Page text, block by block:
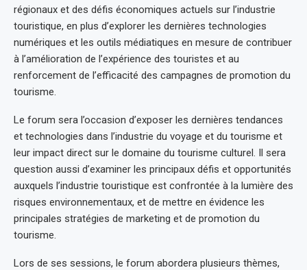
régionaux et des défis économiques actuels sur l’industrie
touristique, en plus d’explorer les dernières technologies
numériques et les outils médiatiques en mesure de contribuer
à l’amélioration de l’expérience des touristes et au
renforcement de l’efficacité des campagnes de promotion du
tourisme.
Le forum sera l’occasion d’exposer les dernières tendances
et technologies dans l’industrie du voyage et du tourisme et
leur impact direct sur le domaine du tourisme culturel. Il sera
question aussi d’examiner les principaux défis et opportunités
auxquels l’industrie touristique est confrontée à la lumière des
risques environnementaux, et de mettre en évidence les
principales stratégies de marketing et de promotion du
tourisme.
Lors de ses sessions, le forum abordera plusieurs thèmes,